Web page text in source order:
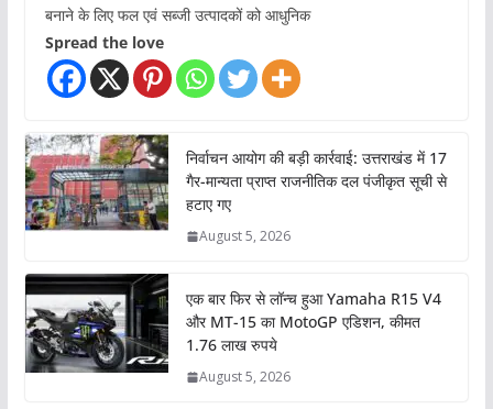
बनाने के लिए फल एवं सब्जी उत्पादकों को आधुनिक
Spread the love
निर्वाचन आयोग की बड़ी कार्रवाई: उत्तराखंड में 17
गैर-मान्यता प्राप्त राजनीतिक दल पंजीकृत सूची से
हटाए गए
August 5, 2026
एक बार फिर से लॉन्च हुआ Yamaha R15 V4
और MT-15 का MotoGP एडिशन, कीमत
1.76 लाख रुपये
August 5, 2026